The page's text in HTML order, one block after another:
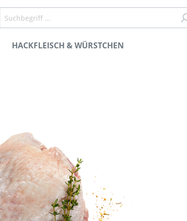
HACKFLEISCH & WÜRSTCHEN